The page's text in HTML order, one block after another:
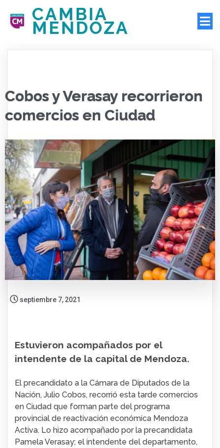
CAMBIA
MENDOZA
Cobos y Verasay recorrieron
comercios en Ciudad
septiembre 7, 2021
Estuvieron acompañados por el
intendente de la capital de Mendoza.
El precandidato a la Cámara de Diputados de la
Nación, Julio Cobos, recorrió esta tarde comercios
en Ciudad que forman parte del programa
provincial de reactivación económica Mendoza
Activa. Lo hizo acompañado por la precandidata
Pamela Verasay; el intendente del departamento,